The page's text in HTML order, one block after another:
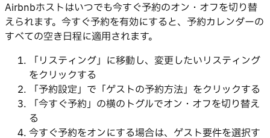
Airbnbホストはいつでも今すぐ予約のオン・オフを切り替
えられます。今すぐ予約を有効にすると、予約カレンダーの
すべての空き日程に適用されます。
「リスティング」に移動し、変更したいリスティング
をクリックする
「予約設定」で「ゲストの予約方法」をクリックする
「今すぐ予約」の横のトグルでオン・オフを切り替え
る
今すぐ予約をオンにする場合は、ゲスト要件を選択す